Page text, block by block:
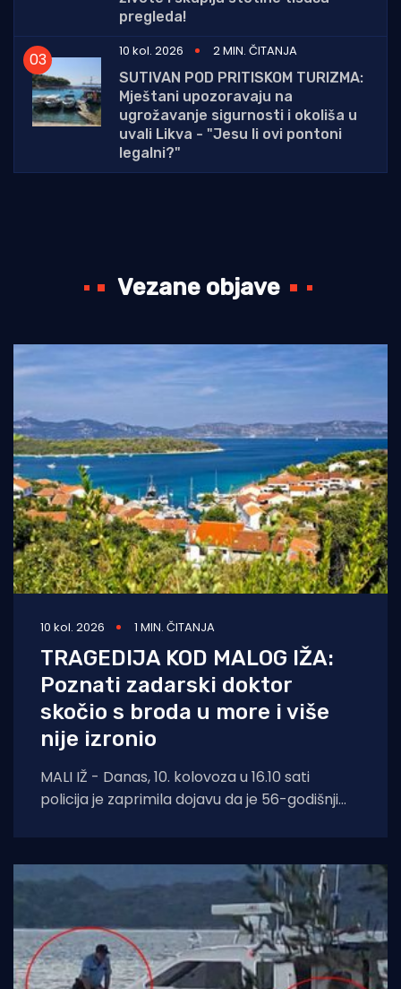
pregleda!
10 kol. 2026
2 MIN. ČITANJA
SUTIVAN POD PRITISKOM TURIZMA:
Mještani upozoravaju na
ugrožavanje sigurnosti i okoliša u
uvali Likva - "Jesu li ovi pontoni
legalni?"
Vezane objave
10 kol. 2026 1 MIN. ČITANJA
TRAGEDIJA KOD MALOG IŽA:
Poznati zadarski doktor
skočio s broda u more i više
nije izronio
MALI IŽ - Danas, 10. kolovoza u 16.10 sati
policija je zaprimila dojavu da je 56-godišnji